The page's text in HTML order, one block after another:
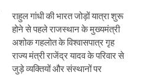
राहुल गांधी की भारत जोड़ों यात्रा शुरू
होने से पहले राजस्थान के मुख्यमंत्री
अशोक गहलोत के विश्वासपात्र गृह
राज्य मंत्री राजेंद्र यादव के परिवार से
जुड़े व्यक्तियों और संस्थानों पर